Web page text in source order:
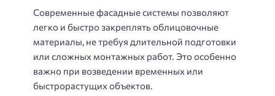
Современные фасадные системы позволяют
легко и быстро закреплять облицовочные
материалы, не требуя длительной подготовки
или сложных монтажных работ. Это особенно
важно при возведении временных или
быстрорастущих объектов.